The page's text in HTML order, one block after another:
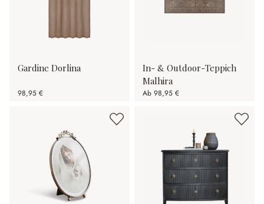
Gardine Dorlina
98,95 €
In- & Outdoor-Teppich
Malhira
Ab 98,95 €